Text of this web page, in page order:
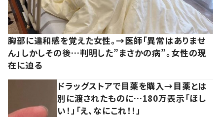
胸部に違和感を覚えた女性。→医師「異常はありませ
ん」しかしその後…判明した”まさかの病”。女性の現
在に迫る
ドラッグストアで目薬を購入→目薬とは
別に渡されたものに…180万表示「ほし
い！」「え、なにこれ！！」